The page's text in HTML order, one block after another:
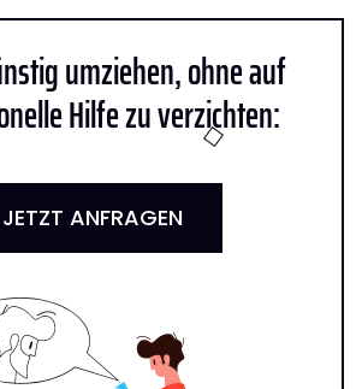
umziehen, ohne auf
Hilfe zu verzichten:
JETZT ANFRAGEN